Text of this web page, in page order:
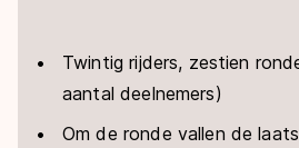
Twintig rijders, zestien
aantal deelnemers)
Om de ronde vallen de